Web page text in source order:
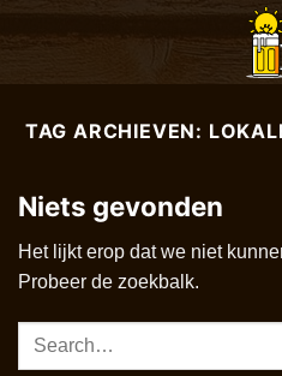
TAG ARCHIEVEN:
Niets gevonden
Het lijkt erop dat we niet
Probeer de zoekbalk.